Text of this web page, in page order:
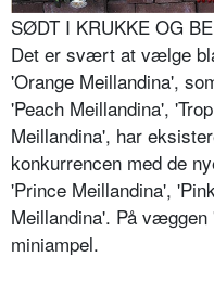
SØDT I KRUKKE OG
Det er svært at vælge
'Orange Meillandina',
'Peach Meillandina',
Meillandina', har
konkurrencen med de
'Prince Meillandina',
Meillandina'. På
miniampel.